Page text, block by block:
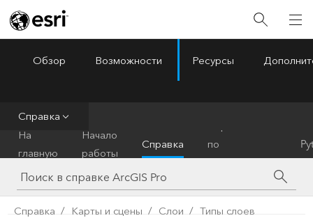
ArcGIS Pro
Обзор Возможности Ресурсы
Справка
На
главную
Начало
работы
Справка
по
инструментам
Справка Карты и сцены Слои
Типы слоев